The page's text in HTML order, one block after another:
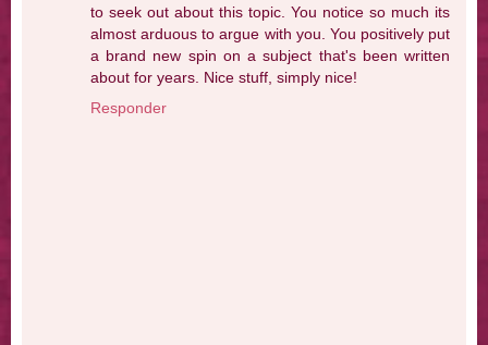
to seek out about this topic. You notice so much its
almost arduous to argue with you. You positively put
a brand new spin on a subject that's been written
about for years. Nice stuff, simply nice!
Responder